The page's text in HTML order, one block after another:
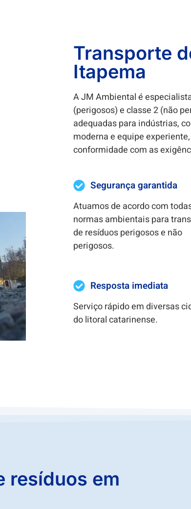
Transporte
Itapema
A JM Ambiental é
(perigosos) e classe 2 (não
adequadas para indústrias,
moderna e equipe
conformidade com as
Segurança garantida
Atuamos de acordo com
normas ambientais para
de resíduos perigosos e não
perigosos.
Resposta imediata
Serviço rápido em diversas
do litoral catarinense.
resíduos em